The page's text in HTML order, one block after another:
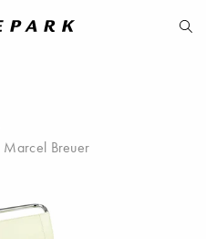
Marcel Breuer